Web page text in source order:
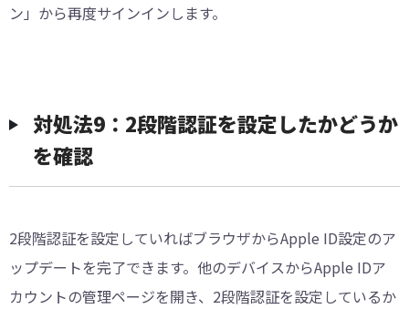
ン」から再度サインインします。
対処法9：2段階認証を設定したかどうか
を確認
2段階認証を設定していればブラウザからApple ID設定のア
ップデートを完了できます。他のデバイスからApple IDア
カウントの管理ページを開き、2段階認証を設定しているか